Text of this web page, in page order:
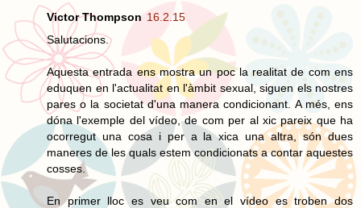
Victor Thompson 16.2.15
Salutacions.
Aquesta entrada ens mostra un poc la realitat de com ens
eduquen en l'actualitat en l'àmbit sexual, siguen els nostres
pares o la societat d'una manera condicionant. A més, ens
dóna l'exemple del vídeo, de com per al xic pareix que ha
ocorregut una cosa i per a la xica una altra, són dues
maneres de les quals estem condicionats a contar aquestes
cosses.
En primer lloc es veu com en el vídeo es troben dos